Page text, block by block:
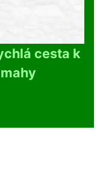
cesta k